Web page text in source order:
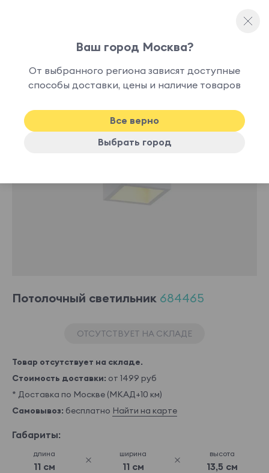
наличии
Потолочный светильник 684465
ОТСУТСТВУЕТ НА СКЛАДЕ
Товар отсутствует на складе.
Стоимость доставки: от 1499 руб
* Доставка по Москве (МКАД+10 км)
Самовывоз: бесплатно Найти на карте
Габариты:
длина
11 см
ширина
11 см
высота
13,5 см
Ваш город Москва?
От выбранного региона зависят доступные
способы доставки, цены и наличие товаров
Все верно
Выбрать город